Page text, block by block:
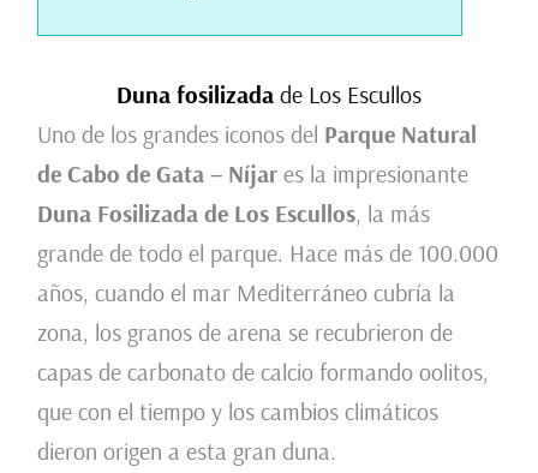
Duna fosilizada de Los Escullos
Uno de los grandes iconos del Parque Natural
de Cabo de Gata – Níjares la impresionante
Duna Fosilizada de Los Escullos, la más
grande de todo el parque. Hace más de 100.000
años, cuando el mar Mediterráneo cubría la
zona, los granos de arena se recubrieron de
capas de carbonato de calcio formando oolitos,
que con el tiempo y los cambios climáticos
dieron origen a esta gran duna.